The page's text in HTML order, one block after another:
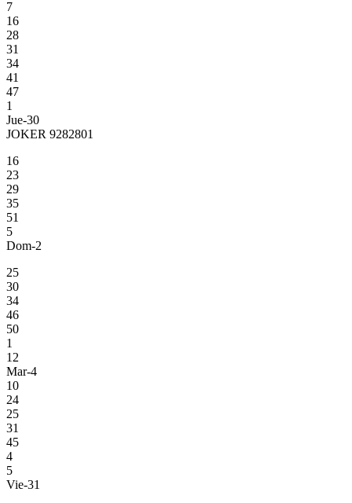
7
16
28
31
34
41
47
1
Jue-30
JOKER 9282801
16
23
29
35
51
5
Dom-2
25
30
34
46
50
1
12
Mar-4
10
24
25
31
45
4
5
Vie-31